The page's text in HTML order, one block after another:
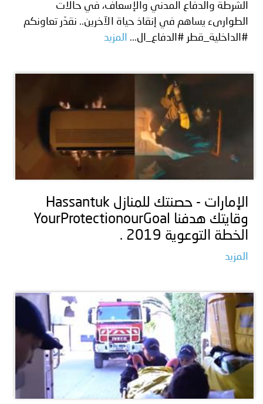
الشرطة والدفاع المدني والإسعاف، في حالات
الطوارىء يساهم في إنقاذ حياة الآخرين.. نقدّر تعاونكم
#الداخلية_قطر #الدفاع_ال...
المزيد
الإمارات - حصنتك للمنازل Hassantuk
وقايتك هدفنا YourProtectionourGoal
الخطة التوعوية 2019 .
المزيد